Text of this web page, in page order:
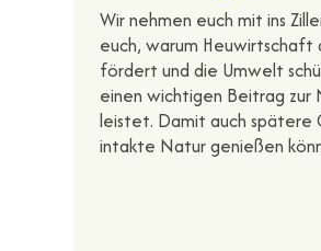
Wir nehmen euch mit ins
euch, warum
fördert und die Umwelt
einen wichtigen Beitrag zur
leistet. Damit auch spätere
intakte Natur genießen